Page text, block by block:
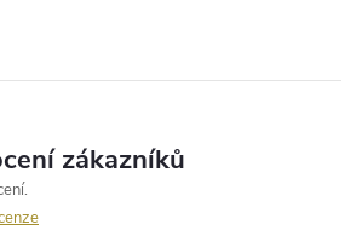
zákazníků